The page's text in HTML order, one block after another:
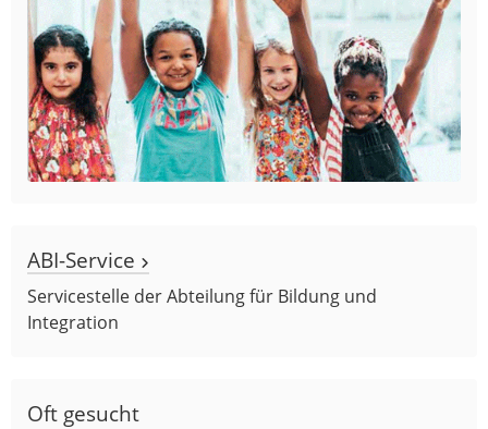
ABI-Service
Servicestelle der Abteilung für Bildung und
Integration
Oft gesucht